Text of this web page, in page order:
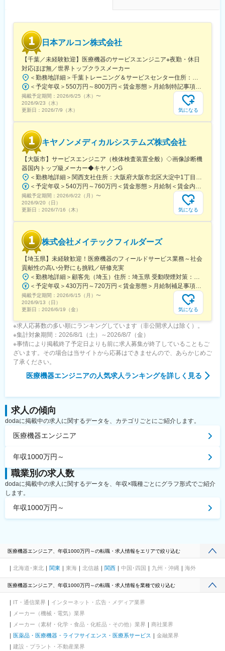
・年に1回程度の海外出張があり、将来的にはVRなどのDXツール
を活用した海外対応の高度化も検討しています。
・研修施設を活用した教育機能の海外展開にも企画段階から携わ
ることができます。
■キャリアパス：
1～3年後は独り立ちの期間と位置付け、海外代理店向け教育プロ
グラムの企画や実施を一人で担当できること、装置の構造や機能
や保守手順を熟知し技術的問い合わせに自信を持って対応できる
レベルを目指します。3～5年後には技術リーダーとして海外代理
店のメンテナンス体制構築を主導し、複雑なトラブルシューティ
ングや重大案件対応をリードする役割を期待されています。将来
的には海外技術サポートの責任者やグローバルな戦略立案への関
与も視野に入ります。
■当社の特徴：
当社は、培ってきた豊富な基礎技術、研究開発などを応用・展開
した革新的な製品とサービスで、人工腎臓、血液浄化のパイオニ
アとして、各分野を切り開いてきました。透析治療での進歩とア
フェレシス療法での難病治療の選択肢を提供しています。
※旭化成メディカルは血液浄化事業専業となり、インテグラル社の
傘下に入り旭化成グループから独立した会社となりました。
変更の範囲：会社の定める業務
日本アルコン株式会社
【千葉／未経験歓迎】医療機器のサービスエンジニア※夜勤・休日
対応ほぼ無／世界トップクラスメーカー
＜勤務地詳細＞千葉トレーニング＆サービスセンター住所：千葉県千葉市美浜区中瀬1-3 幕張 テクノガーデンD棟10階受動喫煙対策：敷地内全面禁煙変更の範囲：会社の定める事業所
＜予定年収＞550万円～800万円＜賃金形態＞月給制特記事項なし＜賃金内訳＞月額（基本給）：300,000円～450,000円＜月給＞300,000円～450,000円＜昇給有無＞有＜残業手当＞有＜給与補足＞※記載年収は目安となります。■前職・経験考慮のうえ、弊社規定により優遇致します■インセンティブが年1回あります。賃金はあくまでも目安の金額であり、選考を通じて上下する可能性があります。月給(月額)は固定手当を含めた表記です。
掲載予定期間： 2026/6/25（木） 〜
2026/9/23（水）
更新日： 2026/7/9（木） 気になる
キヤノンメディカルシステムズ株式会社
【大阪市】サービスエンジニア（検体検査装置全般）◇画像診断機
器国内トップ級メーカー◆キヤノンG
＜勤務地詳細＞関西支社住所：大阪府大阪市北区大淀中1丁目1番30号 梅田スカイビル タワーウエスト勤務地最寄駅：各線／梅田駅受動喫煙対策：屋内全面禁煙変更の範囲：会社の定める事業所
＜予定年収＞540万円～760万円＜賃金形態＞月給制＜賃金内訳＞月額（基本給）：315,000円～455,000円＜月給＞315,000円～455,000円＜昇給有無＞有＜残業手当＞有＜給与補足＞※こちらは想定年収であり、ご年齢、ご経験、スキルなどを総合的に鑑みて決定いたします。■昇給：年1回（1月）■賞与：年2回（6月・12月）賃金はあくまでも目安の金額であり、選考を通じて上下する可能性があります。月給(月額)は固定手当を含めた表記です。
掲載予定期間： 2026/6/22（月） 〜
2026/9/20（日）
更新日： 2026/7/16（木） 気になる
株式会社メイテックフィルダーズ
【埼玉県】未経験歓迎！医療機器のフィールドサービス業務～社会
貢献性の高い分野にも挑戦／研修充実
＜勤務地詳細＞顧客先（埼玉）住所：埼玉県 受動喫煙対策：屋内全面禁煙
＜予定年収＞430万円～720万円＜賃金形態＞月給制補足事項なし＜賃金内訳＞月額（基本給）：210,000円～477,000円＜月給＞210,000円～477,000円＜昇給有無＞有＜残業手当＞有＜給与補足＞※能力・経験・年齢等を配慮野上、同社規定により決定します。賃金はあくまでも目安の金額であり、選考を通じて上下する可能性があります。月給(月額)は固定手当を含めた表記です。
掲載予定期間： 2026/6/15（月） 〜
2026/9/13（日）
更新日： 2026/6/19（金） 気になる
※求人応募数の多い順にランキングしています（非公開求人は除く）。
※集計対象期間：2026/8/1（土）～2026/8/7（金）
※事情により掲載終了予定日よりも前に求人募集が終了していることもご
ざいます。その場合は当サイトから応募はできませんので、あらかじめご
了承ください。
医療機器エンジニアの人気求人ランキングを詳しく見る
求人の傾向
dodaに掲載中の求人に関するデータを、カテゴリごとにご紹介します。
医療機器エンジニア
年収1000万円～
職業別の求人数
dodaに掲載中の求人に関するデータを、年収×職種ごとにグラフ形式でご紹介
します。
年収1000万円～
医療機器エンジニア、年収1000万円～の転職・求人情報をエリアで絞り込む
北海道･東北 関東 東海 北信越 関西 中国･四国 九州・沖縄 海外
医療機器エンジニア、年収1000万円～の転職・求人情報を業種で絞り込む
IT・通信業界
インターネット・広告・メディア業界
メーカー（機械・電気）業界
メーカー（素材・化学・食品・化粧品・その他）業界
商社業界
医薬品・医療機器・ライフサイエンス・医療系サービス
金融業界
建設・プラント・不動産業界